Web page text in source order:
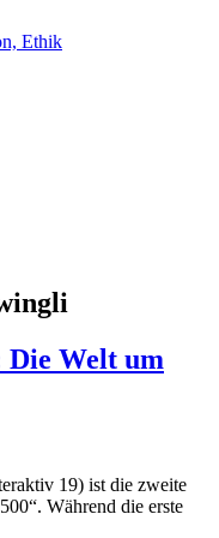
Die Welt um
19) ist die zweite
Während die erste